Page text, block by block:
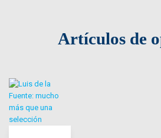
Artículos de